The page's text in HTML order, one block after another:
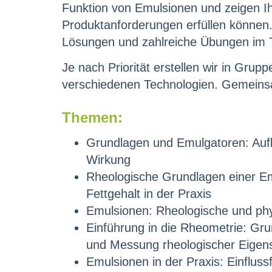
Funktion von Emulsionen und zeigen
Produktanforderungen erfüllen
Lösungen und zahlreiche Übungen im
Je nach Priorität erstellen wir in
verschiedenen Technologien.
Themen:
Grundlagen und Emulgatoren:
Wirkung
Rheologische Grundlagen einer
Fettgehalt in der Praxis
Emulsionen: Rheologische und
Einführung in die Rheometrie:
und Messung rheologischer
Emulsionen in der Praxis: